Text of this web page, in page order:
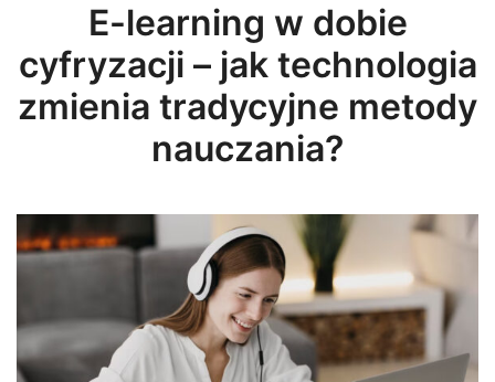
E-learning w dobie
cyfryzacji – jak technologia
zmienia tradycyjne metody
nauczania?